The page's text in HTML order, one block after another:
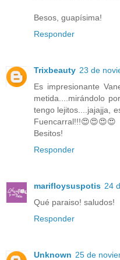
Besos, guapísima!
Responder
Trixbeauty 23 de
Es impresionante
metida....mirándolo
tengo lejitos....jajajja,
Fuencarral!!!😍😍😍😍
Besitos!
Responder
marifloysuspotis 24
Qué paraiso! saludos!
Responder
Unknown 25 de